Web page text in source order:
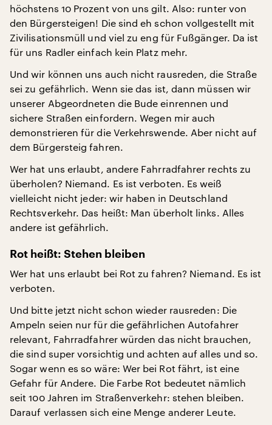
höchstens 10 Prozent von uns gilt. Also: runter von
den Bürgersteigen! Die sind eh schon vollgestellt mit
Zivilisationsmüll und viel zu eng für Fußgänger. Da ist
für uns Radler einfach kein Platz mehr.
Und wir können uns auch nicht rausreden, die Straße
sei zu gefährlich. Wenn sie das ist, dann müssen wir
unserer Abgeordneten die Bude einrennen und
sichere Straßen einfordern. Wegen mir auch
demonstrieren für die Verkehrswende. Aber nicht auf
dem Bürgersteig fahren.
Wer hat uns erlaubt, andere Fahrradfahrer rechts zu
überholen? Niemand. Es ist verboten. Es weiß
vielleicht nicht jeder: wir haben in Deutschland
Rechtsverkehr. Das heißt: Man überholt links. Alles
andere ist gefährlich.
Rot heißt: Stehen bleiben
Wer hat uns erlaubt bei Rot zu fahren? Niemand. Es ist
verboten.
Und bitte jetzt nicht schon wieder rausreden: Die
Ampeln seien nur für die gefährlichen Autofahrer
relevant, Fahrradfahrer würden das nicht brauchen,
die sind super vorsichtig und achten auf alles und so.
Sogar wenn es so wäre: Wer bei Rot fährt, ist eine
Gefahr für Andere. Die Farbe Rot bedeutet nämlich
seit 100 Jahren im Straßenverkehr: stehen bleiben.
Darauf verlassen sich eine Menge anderer Leute.